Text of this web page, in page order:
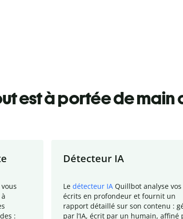
est à portée de
:
Détecteur IA
Le détecteur IA Quillbot analyse vos
écrits en profondeur et fournit un
rapport détaillé sur son contenu :
par l’IA, écrit par un humain, affiné